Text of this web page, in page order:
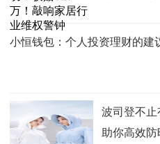
小恒钱包：个人投资理财的建
波司登不
助你高效防